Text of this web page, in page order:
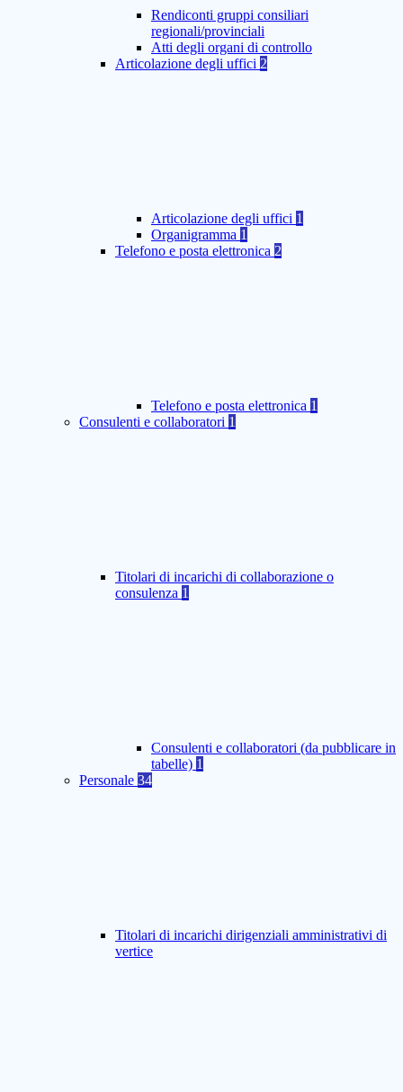
Rendiconti gruppi consiliari
regionali/provinciali
Atti degli organi di controllo
Articolazione degli uffici 2
Articolazione degli uffici 1
Organigramma 1
Telefono e posta elettronica 2
Telefono e posta elettronica 1
Consulenti e collaboratori 1
Titolari di incarichi di collaborazione o
consulenza 1
Consulenti e collaboratori (da pubblicare in
tabelle) 1
Personale 34
Titolari di incarichi dirigenziali amministrativi di
vertice